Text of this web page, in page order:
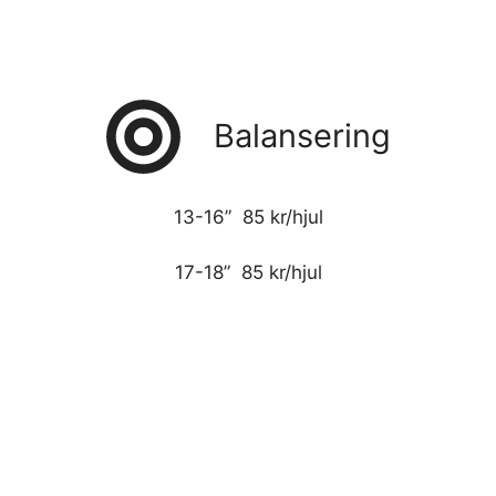
Balansering
13-16” 85 kr/hjul
17-18” 85 kr/hjul